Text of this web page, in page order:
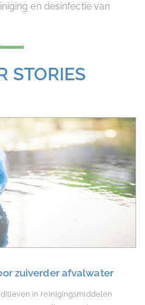
en desinfectie van
STORIES
zuiverder afvalwater
in reinigingsmiddelen